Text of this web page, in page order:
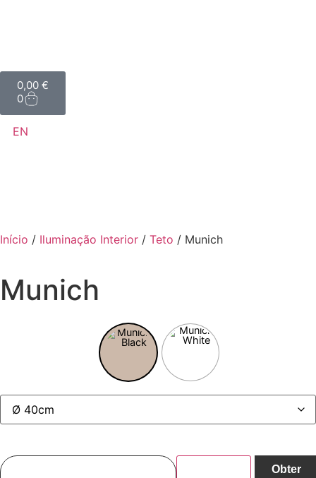
0,00 €
0
EN
Início / Iluminação Interior / Teto / Munich
Munich
Obter